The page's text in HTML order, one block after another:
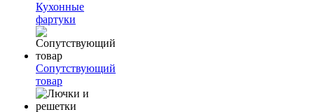
Кухонные
фартуки
Сопутствующий
товар